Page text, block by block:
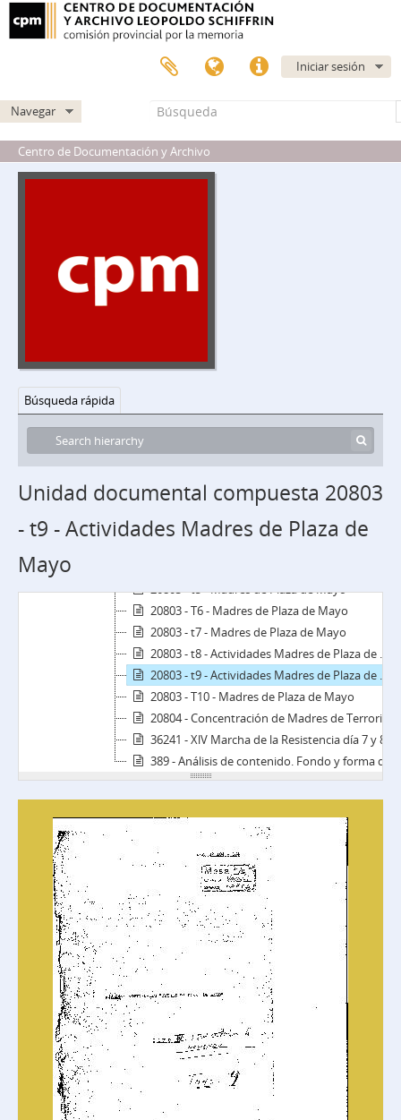
Iniciar sesión
Navegar
Centro de Documentación y Archivo
Búsqueda rápida
Unidad documental compuesta 20803
- t9 - Actividades Madres de Plaza de
Mayo
17704 - Actividades de las organizaciones de solidaridad (Viaje a EEUU de Hebe Pastor De Bonafini)
17866 - Solicitada publicada como síntesis del recurso de habeas corpus presentado el 23/9/80 a favor de detenidos a disposición del P.E.N
17735 - Actividades de las “Madres de Plaza de Mayo” en la reunión de la C.E.A (Comisión Episcopal Argentina)
17760 - Actividades de Madres de Plaza de Mayo con Motivo de la Celebración de Día del Padre
17875 - Actividades de las Madres de Plaza de Mayo
18019 - Actividad Detectada en Campaña por las Autodenominadas “Madres de Plaza de Mayo”
18325 - Panfletos Arrojados Frente al Establecimiento “ALBA” de Capital, los cuales se hallaba refrendados por Madres del Plaza de Mayo
18328 - Solicitada Publicada en el Diario “La Prensa” de fecha 18-10-1981 por el Grupo Madres de Plaza de Mayo
19004 - Actividad de Madres de Plaza de Mayo Desaparecidos en la Ciudad de Mar del Plata
19398 - Actividad de Madres de Terroristas en Teatro de Capital Federal
20228 - Marcha de las “Madres de Plaza de Mayo” en Mar del Plata
20440 - Concentración de madres de Plaza de Mayo en Plaza San Martín de La Plata
20490 - Marcha y Concentración de las “Madres de Plaza de Mayo” en La Plata
20560 - Repercusiones del documento de la lucha contra la subversión
20803 - T1 - Madres de Plaza de Mayo
20803 - t2 - Madres de Plaza de Mayo
20803 - t5 - Madres de Plaza de Mayo
20803 - T6 - Madres de Plaza de Mayo
20803 - t7 - Madres de Plaza de Mayo
20803 - t8 - Actividades Madres de Plaza de Mayo
20803 - t9 - Actividades Madres de Plaza de Mayo
20803 - T10 - Madres de Plaza de Mayo
20804 - Concentración de Madres de Terroristas
36241 - XlV Marcha de la Resistencia día 7 y 8 de diciembre 18hs. Plaza de Mayo
389 - Análisis de contenido. Fondo y forma del periódico de Madres de Plaza de Mayo